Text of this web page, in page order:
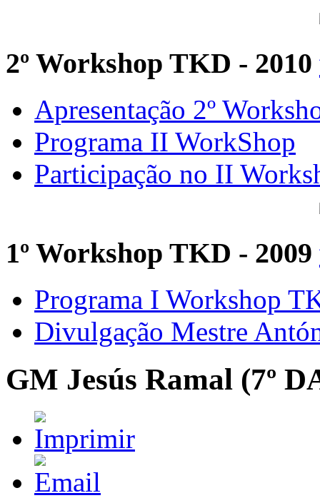
2º Workshop TKD - 2010
Apresentação 2º
Programa II WorkShop
Participação no II
1º Workshop TKD - 2009
Programa I Workshop
Divulgação Mestre
GM Jesús Ramal (7º